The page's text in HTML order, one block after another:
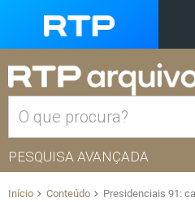
PESQUISA AVANÇADA
Início Conteúdo Presidenciais 91: